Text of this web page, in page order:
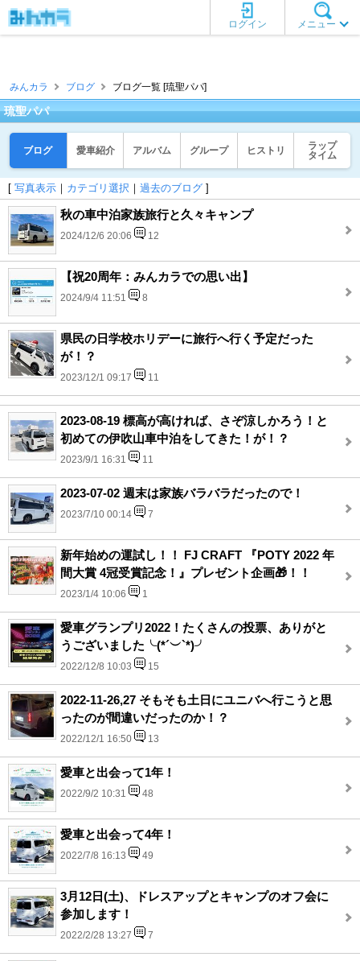
メニュー
ログイン
みんカラ ブログ ブログ一覧 [琉聖パパ]
琉聖パパ
ブログ 愛車紹介 アルバム グループ ヒストリ
ラップ
タイム
[ 写真表示 ｜ カテゴリ選択 ｜ 過去のブログ ]
秋の車中泊家族旅行と久々キャンプ
2024/12/6 20:06 12
【祝20周年：みんカラでの思い出】
2024/9/4 11:51 8
県民の日学校ホリデーに旅行へ行く予定だった
が！？
2023/12/1 09:17 11
2023-08-19 標高が高ければ、さぞ涼しかろう！と
初めての伊吹山車中泊をしてきた！が！？
2023/9/1 16:31 11
2023-07-02 週末は家族バラバラだったので！
2023/7/10 00:14 7
新年始めの運試し！！ FJ CRAFT 『POTY 2022 年
間大賞 4冠受賞記念！』プレゼント企画🎁！！
2023/1/4 10:06 1
愛車グランプリ2022！たくさんの投票、ありがと
うございました╰(*´︶`*)╯
2022/12/8 10:03 15
2022-11-26,27 そもそも土日にユニバへ行こうと思
ったのが間違いだったのか！？
2022/12/1 16:50 13
愛車と出会って1年！
2022/9/2 10:31 48
愛車と出会って4年！
2022/7/8 16:13 49
3月12日(土)、ドレスアップとキャンプのオフ会に
参加します！
2022/2/28 13:27 7